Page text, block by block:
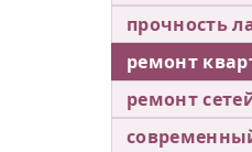
прочность
ремонт
ремонт